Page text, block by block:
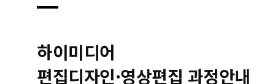
하이미디어
편집디자인·영상편집 과정안내